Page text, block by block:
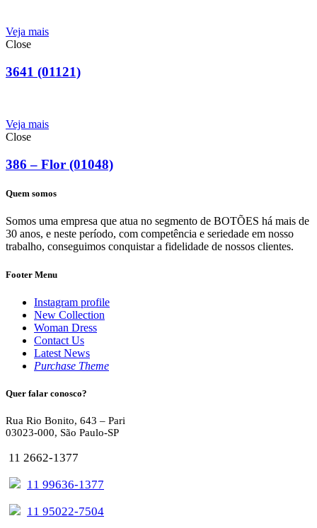
Veja mais
Close
3641 (01121)
Veja mais
Close
386 – Flor (01048)
Quem somos
Somos uma empresa que atua no segmento de BOTÕES há mais de
30 anos, e neste período, com competência e seriedade em nosso
trabalho, conseguimos conquistar a fidelidade de nossos clientes.
Footer Menu
Instagram profile
New Collection
Woman Dress
Contact Us
Latest News
Purchase Theme
Quer falar conosco?
Rua Rio Bonito, 643 – Pari
03023-000, São Paulo-SP
11 2662-1377
11 99636-1377
11 95022-7504